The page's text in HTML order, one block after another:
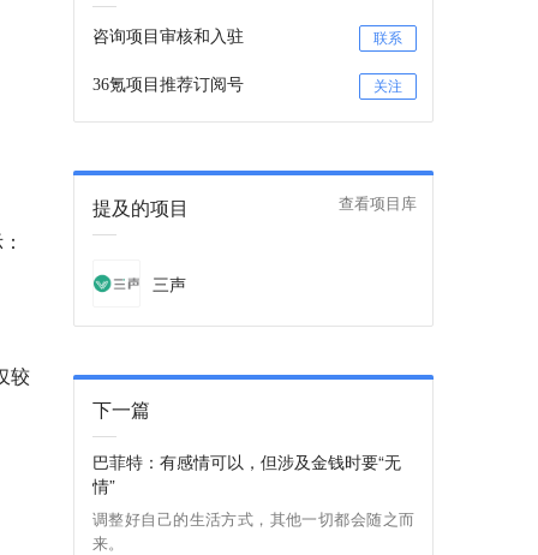
较
咨询项目审核和入驻 联系
36氪项目推荐订阅号 关注
提及的项目 查看项目库
三声
下一篇
巴菲特：有感情可以，但涉及金钱时要“无
情”
调整好自己的生活方式，其他一切都会随之而
来。